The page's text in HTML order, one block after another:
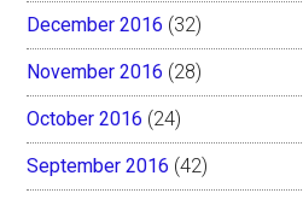
December 2016 (32)
November 2016 (28)
October 2016 (24)
September 2016 (42)